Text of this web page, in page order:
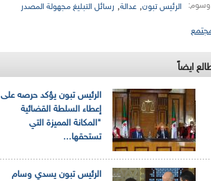
وسوم: الرئيس تبون, عدالة, رسائل التبليغ مجهولة المصدر
ايضاً
الرئيس تبون يؤكد حرصه على
إعطاء السلطة القضائية
"المكانة المميزة التي
تستحقها...
الرئيس تبون يسدي وسام